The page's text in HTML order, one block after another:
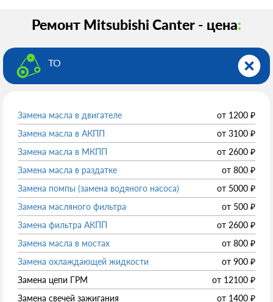
Ремонт Mitsubishi Canter - цена:
ТО
Замена масла в двигателе от 1200 ₽
Замена масла в АКПП
от 3100 ₽
Замена масла в МКПП
от 2600 ₽
Замена масла в раздатке
от 800 ₽
Замена помпы (замена водяного насоса)
от 5000 ₽
Замена масляного фильтра
от 500 ₽
Замена фильтра АКПП
от 2600 ₽
Замена масла в мостах
от 800 ₽
Замена охлаждающей жидкости
от 900 ₽
Замена цепи ГРМ
от 12100 ₽
Замена свечей зажигания
от 1400 ₽